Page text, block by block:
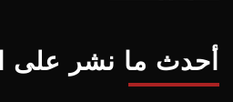
أحدث ما نشر على